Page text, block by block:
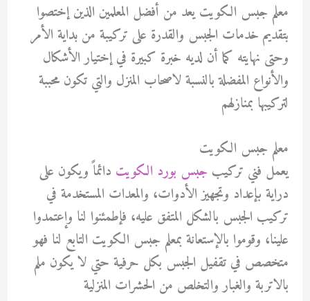
معلم جبس الكويت يعد من أفضل المعلمين الذين إختصوا
بتقديم خدمات الجبس والقدرة على تركيبة من بداية الأمر
وحتى نهايته كما أن لديه خبرة كبيرة في إختيار الأشكال
والأنواع المفضلة بالنسبة لاصحاب المنزل والتي تكون محببة
لتركيبها بمنازلهم
معلم جبس الكويت
يعمل فني تركيب جبس بورد الكويت دائماً ويكون على
دراية بإعداد وتجهيز الأدوات، والمعدات المستخدمة في
تركيب الجبس بالشكل المتفق عليه، فإطمئنوا لنا وإعتمدوا
علينا، وقوموا بالإستعانة بمعلم جبس الكويت التابع لنا فهو
متخصص في تقفيل الجبس بكل حرفية حتي لا يكون ملم
بالاتربة والغبار والتخلص من الحشرات المنزلية